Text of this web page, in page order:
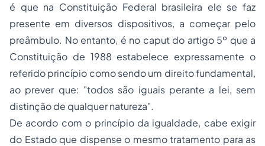
é que na Constituição Federal brasileira ele se faz
presente em diversos dispositivos, a começar pelo
preâmbulo. No entanto, é no caputdo artigo 5º que a
Constituição de 1988 estabelece expressamente o
referido princípio como sendo um direito fundamental,
ao prever que: "todos são iguais perante a lei, sem
distinção de qualquer natureza".
De acordo com o princípio da igualdade, cabe exigir
do Estado que dispense o mesmo tratamento para as